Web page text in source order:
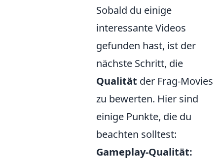
Sobald du einige
interessante Videos
gefunden hast, ist der
nächste Schritt, die
Qualität der Frag-Movies
zu bewerten. Hier sind
einige Punkte, die du
beachten solltest:
Gameplay-Qualität: